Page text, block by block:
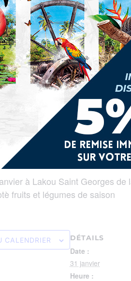
à Lakou Saint Georges
fruits et légumes de saison
CALENDRIER DÉTAILS
Date :
31 janvier
Heure :